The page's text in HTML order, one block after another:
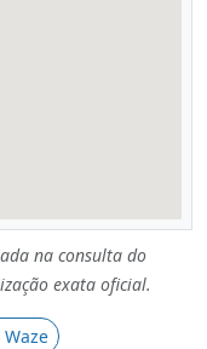
na consulta do
exata oficial.